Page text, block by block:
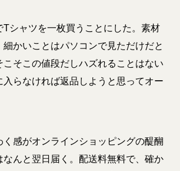
Tシャツを一枚買うことにした。素材
かいことはパソコンで見ただけだと
こそこの値段だしハズれることはない
入らなければ返品しようと思ってオー
く感がオンラインショッピングの醍醐
なんと翌日届く。配送料無料で、確か